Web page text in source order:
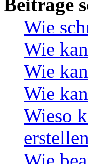
Beiträge
Wie
Wie
Wie
Wie
Wieso
Wie